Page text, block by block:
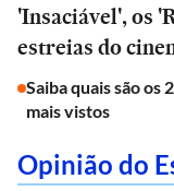
'Insaciável', os
estreias do
Saiba quais são os
mais vistos
Opinião do